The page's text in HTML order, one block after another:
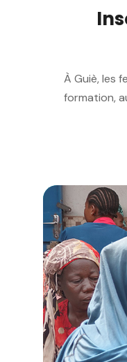
À Guiè, les
formation,